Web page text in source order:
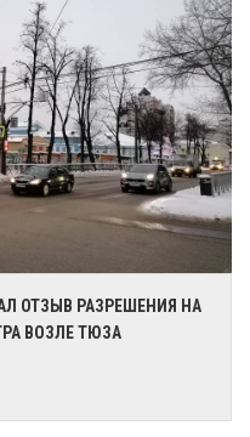
ОТЗЫВ РАЗРЕШЕНИЯ НА
ВОЗЛЕ ТЮЗА